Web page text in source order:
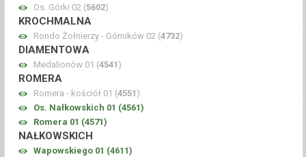
Os. Górki 02 (5602)
KROCHMALNA
Rondo Żołnierzy - Górników 02 (4732)
DIAMENTOWA
Medalionów 01 (4541 )
ROMERA
Romera - kościół 01 (4551 )
Os. Nałkowskich 01 (4561)
Romera 01 (4571)
NAŁKOWSKICH
Wapowskiego 01 (4611)